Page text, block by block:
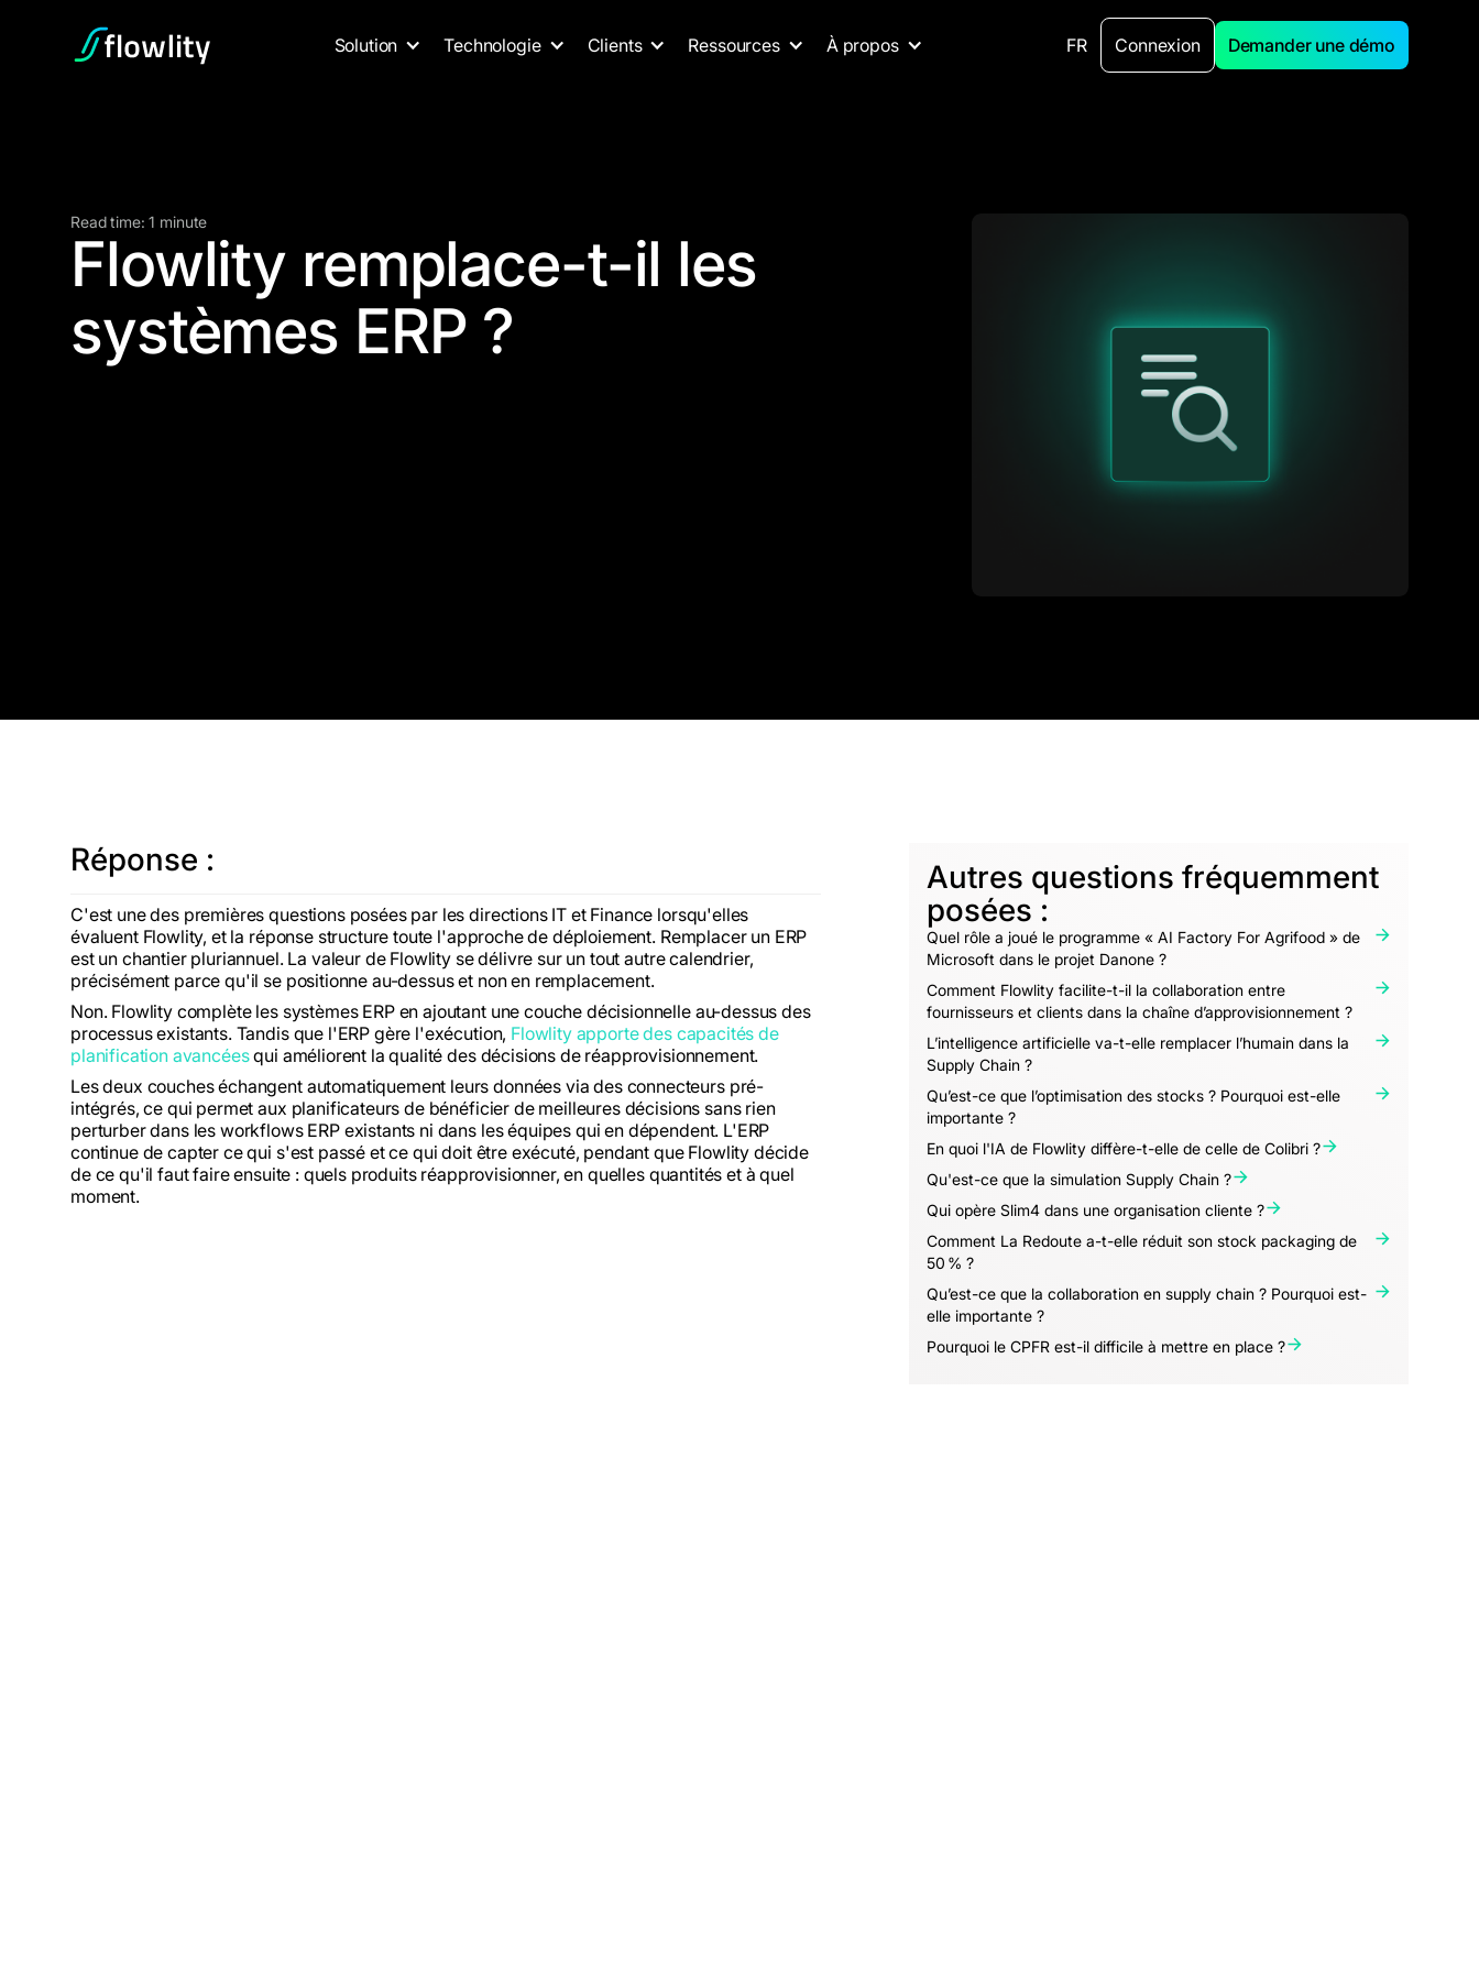
Solution Technologie Clients Ressources À propos FR Connexion Demander une démo
Read time: 1 minute
Flowlity remplace-t-il les
systèmes ERP ?
Réponse :
C'est une des premières questions posées par les directions IT et Finance lorsqu'elles
évaluent Flowlity, et la réponse structure toute l'approche de déploiement. Remplacer un ERP
est un chantier pluriannuel. La valeur de Flowlity se délivre sur un tout autre calendrier,
précisément parce qu'il se positionne au-dessus et non en remplacement.
Non. Flowlity complète les systèmes ERP en ajoutant une couche décisionnelle au-dessus des
processus existants. Tandis que l'ERP gère l'exécution, Flowlity apporte des capacités de
planification avancéesqui améliorent la qualité des décisions de réapprovisionnement.
Les deux couches échangent automatiquement leurs données via des connecteurs pré-
intégrés, ce qui permet aux planificateurs de bénéficier de meilleures décisions sans rien
perturber dans les workflows ERP existants ni dans les équipes qui en dépendent. L'ERP
continue de capter ce qui s'est passé et ce qui doit être exécuté, pendant que Flowlity décide
de ce qu'il faut faire ensuite : quels produits réapprovisionner, en quelles quantités et à quel
moment.
Autres questions fréquemment
posées :
Quel rôle a joué le programme « AI Factory For Agrifood » de
Microsoft dans le projet Danone ?
Comment Flowlity facilite-t-il la collaboration entre
fournisseurs et clients dans la chaîne d’approvisionnement ?
L’intelligence artificielle va-t-elle remplacer l’humain dans la
Supply Chain ?
Qu’est-ce que l’optimisation des stocks ? Pourquoi est-elle
importante ?
En quoi l'IA de Flowlity diffère-t-elle de celle de Colibri ?
Qu'est-ce que la simulation Supply Chain ?
Qui opère Slim4 dans une organisation cliente ?
Comment La Redoute a-t-elle réduit son stock packaging de
50 % ?
Qu’est-ce que la collaboration en supply chain ? Pourquoi est-
elle importante ?
Pourquoi le CPFR est-il difficile à mettre en place ?